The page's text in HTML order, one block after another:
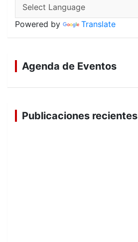
Powered by Translate
Agenda de Eventos
Publicaciones recientes